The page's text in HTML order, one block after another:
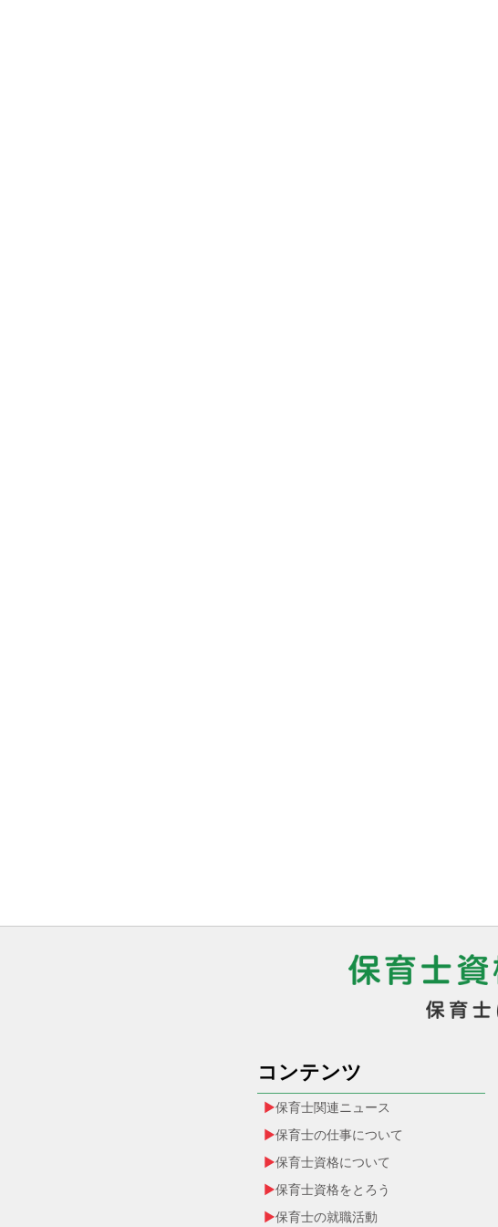
コンテンツ
保育士関連ニュース
保育士の仕事について
保育士資格について
保育士資格をとろう
保育士の就職活動